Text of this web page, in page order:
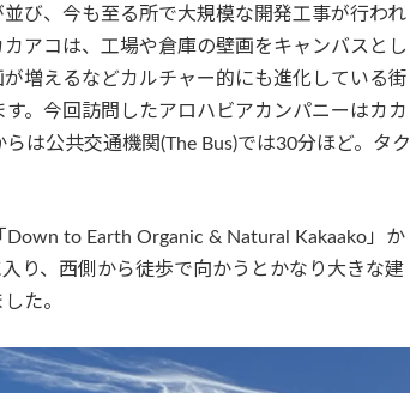
び、今も至る所で大規模な開発工事が行われ
アコは、工場や倉庫の壁画をキャンバスとし
増えるなどカルチャー的にも進化している街
。今回訪問したアロハビアカンパニーはカカ
は公共交通機関(The Bus)では30分ほど。タク
to Earth Organic & Natural Kakaako」か
り、西側から徒歩で向かうとかなり大きな建
た。